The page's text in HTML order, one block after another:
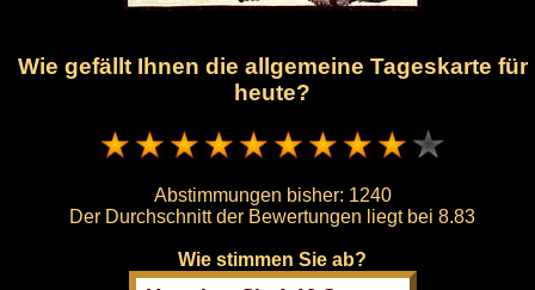
Wie gefällt Ihnen die allgemeine Tageskarte für
heute?
Abstimmungen bisher: 1240
Der Durchschnitt der Bewertungen liegt bei 8.83
Wie stimmen Sie ab?